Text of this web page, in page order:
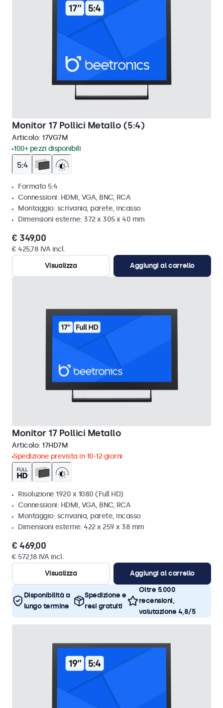
Monitor 17 Pollici Metallo (5:4)
Articolo: 17VG7M
100+ pezzi disponibili
Formato 5:4
Connessioni: HDMI, VGA, BNC, RCA
Montaggio: scrivania, parete, incasso
Dimensioni esterne: 372 x 305 x 40 mm
€ 349,00
€ 425,78 IVA incl.
Visualizza
Aggiungi al carrello
Monitor 17 Pollici Metallo
Articolo: 17HD7M
Spedizione prevista in 10-12 giorni
Risoluzione 1920 x 1080 (Full HD)
Connessioni: HDMI, VGA, BNC, RCA
Montaggio: scrivania, parete, incasso
Dimensioni esterne: 422 x 259 x 38 mm
€ 469,00
€ 572,18 IVA incl.
Visualizza
Aggiungi al carrello
Disponibilità a
lungo termine
Spedizione e
resi gratuiti
Oltre 5.000
recensioni,
valutazione 4,8/5